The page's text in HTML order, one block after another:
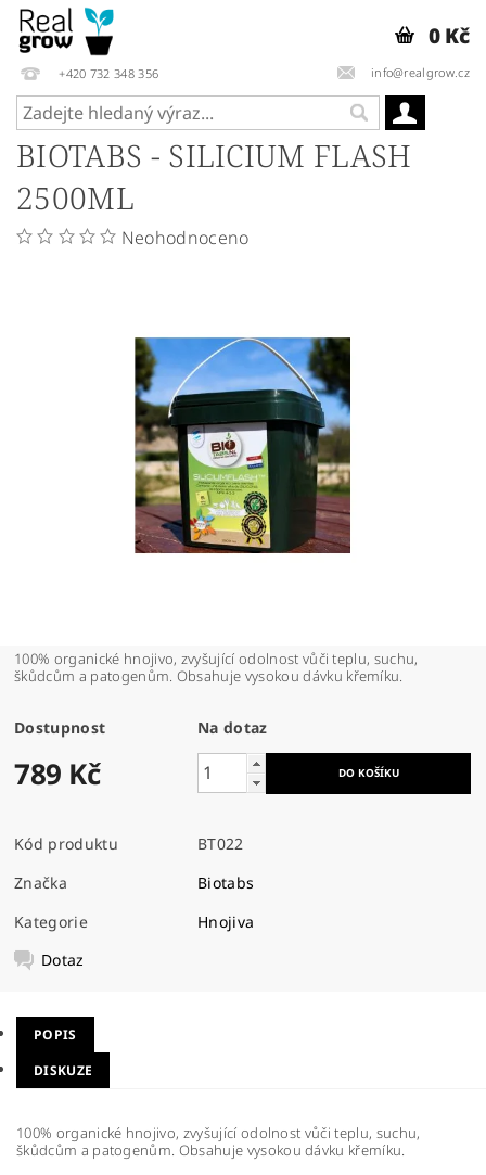
+420 732 348 356 info@realgrow.cz
0 Kč
BIOTABS - SILICIUM FLASH
2500ML
Neohodnoceno
100% organické hnojivo, zvyšující odolnost vůči teplu, suchu,
škůdcům a patogenům. Obsahuje vysokou dávku křemíku.
Dostupnost Na dotaz
789 Kč
Kód produktu
BT022
Značka
Biotabs
Kategorie
Hnojiva
Dotaz
POPIS
DISKUZE
100% organické hnojivo, zvyšující odolnost vůči teplu, suchu,
škůdcům a patogenům. Obsahuje vysokou dávku křemíku.